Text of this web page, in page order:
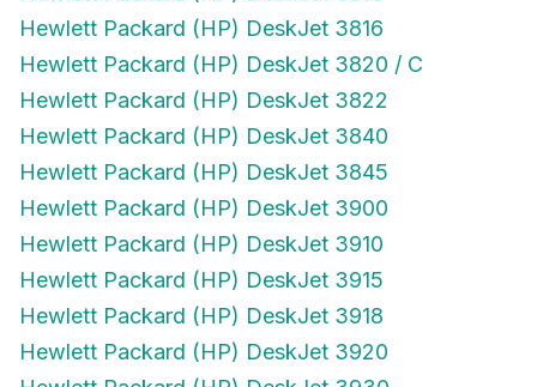
Hewlett Packard (HP) DeskJet 3816
Hewlett Packard (HP) DeskJet 3820 / C
Hewlett Packard (HP) DeskJet 3822
Hewlett Packard (HP) DeskJet 3840
Hewlett Packard (HP) DeskJet 3845
Hewlett Packard (HP) DeskJet 3900
Hewlett Packard (HP) DeskJet 3910
Hewlett Packard (HP) DeskJet 3915
Hewlett Packard (HP) DeskJet 3918
Hewlett Packard (HP) DeskJet 3920
Hewlett Packard (HP) DeskJet 3930